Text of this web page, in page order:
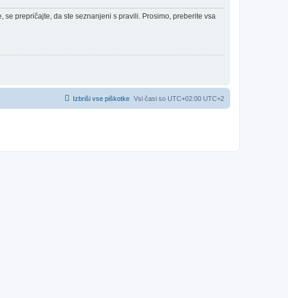
prepričajte, da ste seznanjeni s pravili. Prosimo, preberite vsa
Vsi časi so UTC+02:00 UTC+2
Izbriši vse piškotke